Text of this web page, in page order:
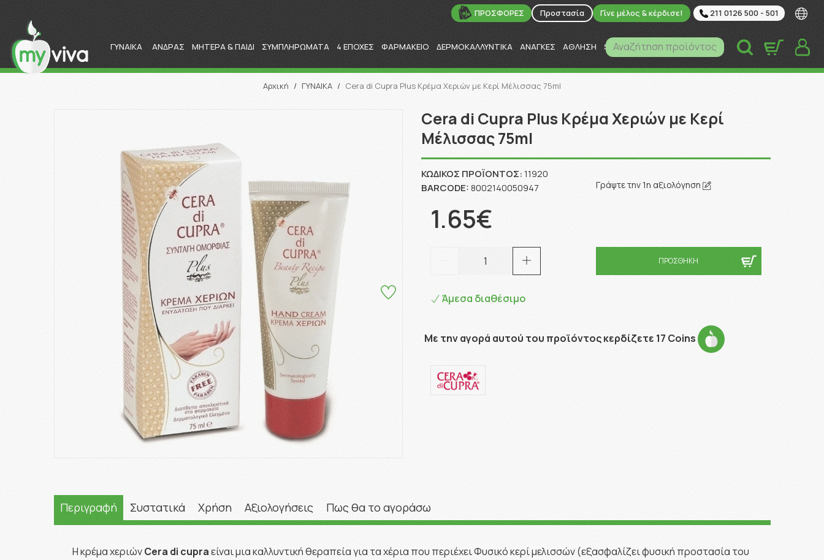
ΠΡΟΣΦΟΡΕΣ Προστασία Γίνε μέλος & κέρδισε! 211 0126 500 - 501
ΓΥΝΑΙΚΑ ΑΝΔΡΑΣ ΜΗΤΕΡΑ & ΠΑΙΔΙ ΣΥΜΠΛΗΡΩΜΑΤΑ 4 ΕΠΟΧΕΣ ΦΑΡΜΑΚΕΙΟ ΔΕΡΜΟΚΑΛΛΥΝΤΙΚΑ ΑΝΑΓΚΕΣ ΑΘΛΗΣΗ SUPER MARKET ΚΑΤΟΙΚΙΔΙΑ
Αναζήτηση προϊόντος
Αναζήτηση
Αρχική / ΓΥΝΑΙΚΑ / Cera di Cupra Plus Κρέμα Χεριών με Κερί Μέλισσας 75ml
Cera di Cupra Plus Κρέμα Χεριών με Κερί
Μέλισσας 75ml
ΚΩΔΙΚΌΣ ΠΡΟΪΌΝΤΟΣ: 11920
BARCODE: 8002140050947 Γράψτε την 1η αξιολόγηση
1.65€
ΠΡΟΣΘΗΚΗ
Άμεσα διαθέσιμο
Με την αγορά αυτού του προϊόντος κερδίζετε 17 Coins
Περιγραφή Συστατικά Χρήση Αξιολογήσεις Πως θα το αγοράσω
Η κρέμα χεριώνCera di cupraείναι μια καλλυντική θεραπεία για τα χέρια που περιέχει Φυσικό κερί μελισσών (εξασφαλίζει φυσική προστασία του